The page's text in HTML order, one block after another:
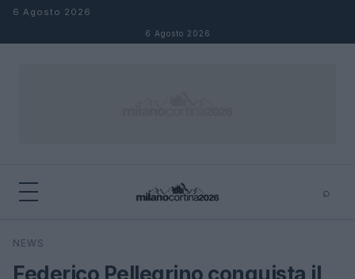
Salta al contenuto
6 Agosto 2026
6 Agosto 2026
⌕
Cerca
NEWS
Federico Pellegrino conquista il